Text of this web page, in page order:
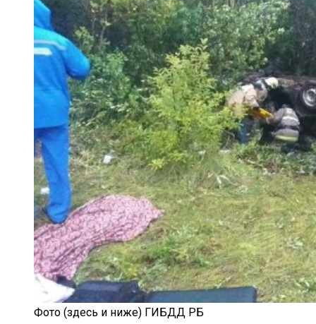
Фото (здесь и ниже) ГИБДД РБ